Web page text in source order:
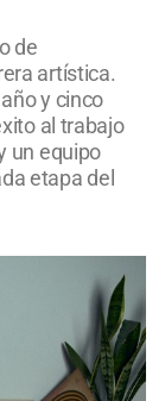
de
artística.
y cinco
al trabajo
un equipo
etapa del